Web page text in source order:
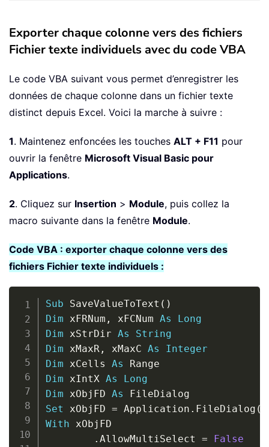
Exporter chaque colonne vers des fichiers
Fichier texte individuels avec du code VBA
Le code VBA suivant vous permet d’enregistrer les
données de chaque colonne dans un fichier texte
distinct depuis Excel. Voici la marche à suivre :
1. Maintenez enfoncées les touches ALT + F11 pour
ouvrir la fenêtre Microsoft Visual Basic pour
Applications.
2. Cliquez sur Insertion > Module, puis collez la
macro suivante dans la fenêtre Module.
Code VBA : exporter chaque colonne vers des
fichiers Fichier texte individuels :
Sub SaveValueToText ( )
Dim xFRNum , xFCNum As
Long
Dim xStrDir As
String
Dim xMaxR, xMaxC As
Integer
Dim xCells As
Dim xIntX As
Long
Dim xObjFD As
Set xObjFD = Application . FileDialog (
With xObjFD
. AllowMultiSelect =
False